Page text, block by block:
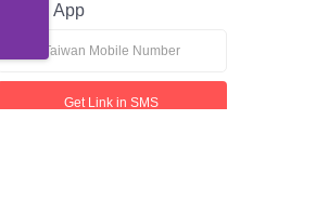
Official App
Get Link in SMS